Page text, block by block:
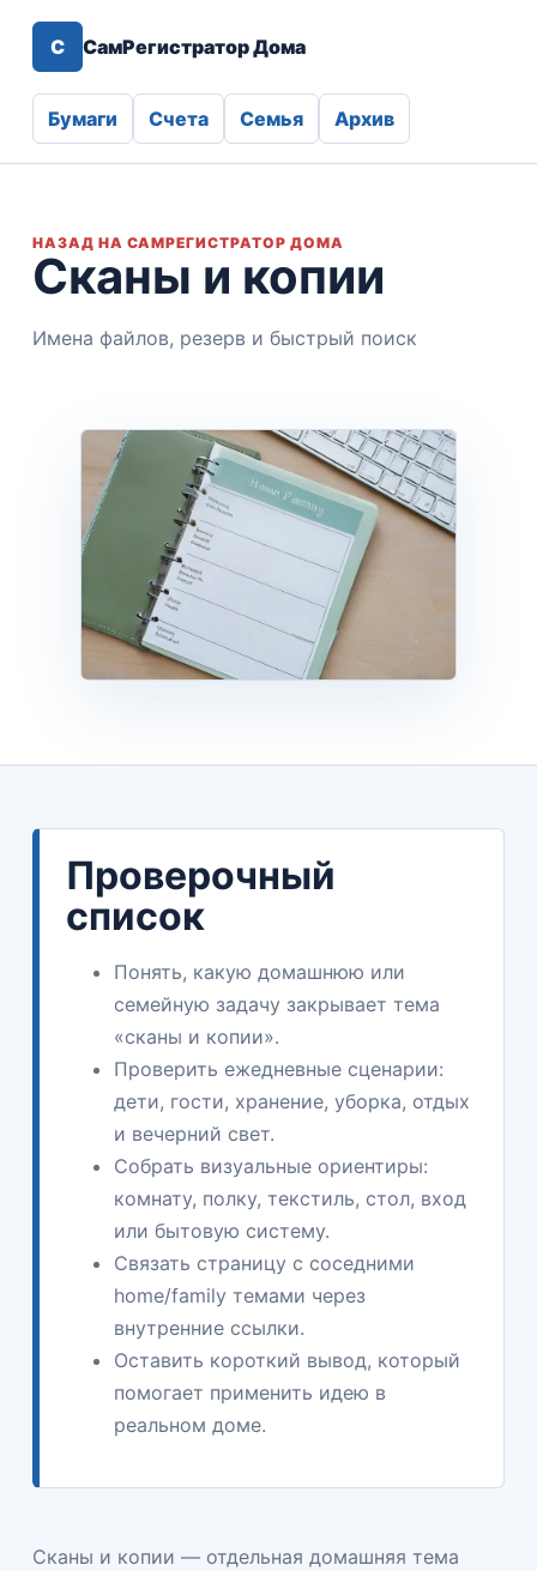
С СамРегистратор Дома
Бумаги Счета Семья Архив
НАЗАД НА САМРЕГИСТРАТОР ДОМА
Сканы и копии
Имена файлов, резерв и быстрый поиск
Сканы и копии — отдельная домашняя тема
Проверочный
список
Понять, какую домашнюю или
семейную задачу закрывает тема
«сканы и копии».
Проверить ежедневные сценарии:
дети, гости, хранение, уборка, отдых
и вечерний свет.
Собрать визуальные ориентиры:
комнату, полку, текстиль, стол, вход
или бытовую систему.
Связать страницу с соседними
home/family темами через
внутренние ссылки.
Оставить короткий вывод, который
помогает применить идею в
реальном доме.